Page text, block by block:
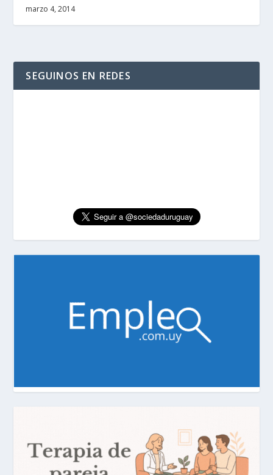
marzo 4, 2014
SEGUINOS EN REDES